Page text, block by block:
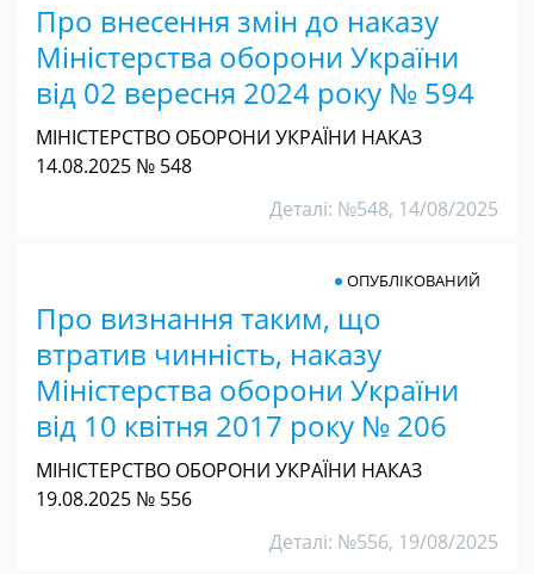
Про внесення змін до наказу
Міністерства оборони України
від 02 вересня 2024 року № 594
МІНІСТЕРСТВО ОБОРОНИ УКРАЇНИ НАКАЗ
14.08.2025 № 548
Деталі: №548, 14/08/2025
Про визнання таким, що
втратив чинність, наказу
Міністерства оборони України
від 10 квітня 2017 року № 206
ОПУБЛІКОВАНИЙ
МІНІСТЕРСТВО ОБОРОНИ УКРАЇНИ НАКАЗ
19.08.2025 № 556
Деталі: №556, 19/08/2025